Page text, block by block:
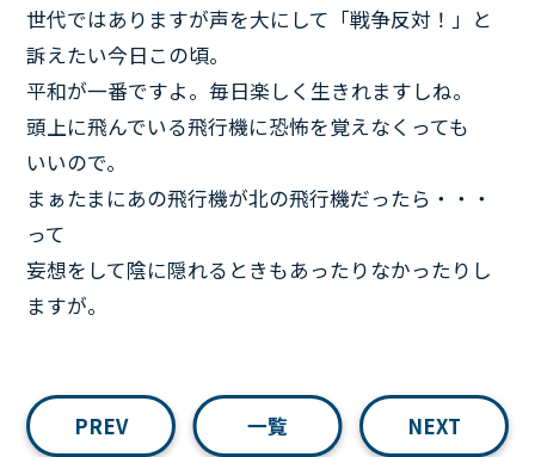
世代ではありますが声を大にして「戦争反対！」と
訴えたい今日この頃。
平和が一番ですよ。毎日楽しく生きれますしね。
頭上に飛んでいる飛行機に恐怖を覚えなくっても
いいので。
まぁたまにあの飛行機が北の飛行機だったら・・・
って
妄想をして陰に隠れるときもあったりなかったりし
ますが。
PREV 一覧 NEXT